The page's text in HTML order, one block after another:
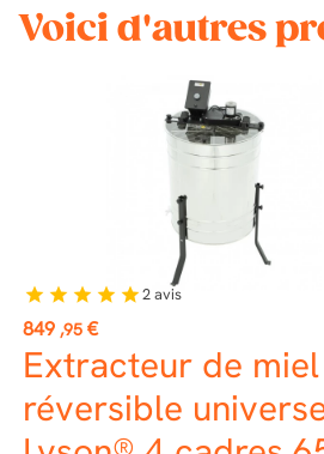
Voici d'autres
Prix
849 ,95 €
Extracteur de miel
réversible
star star star star star2avis